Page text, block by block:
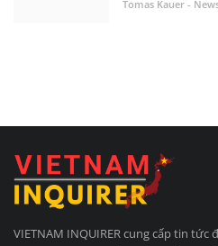
Tomas Kauer -
VIETNAM INQUIRER cung cấp tin tức